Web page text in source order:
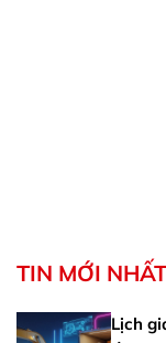
TIN MỚI NHẤT
Lịch